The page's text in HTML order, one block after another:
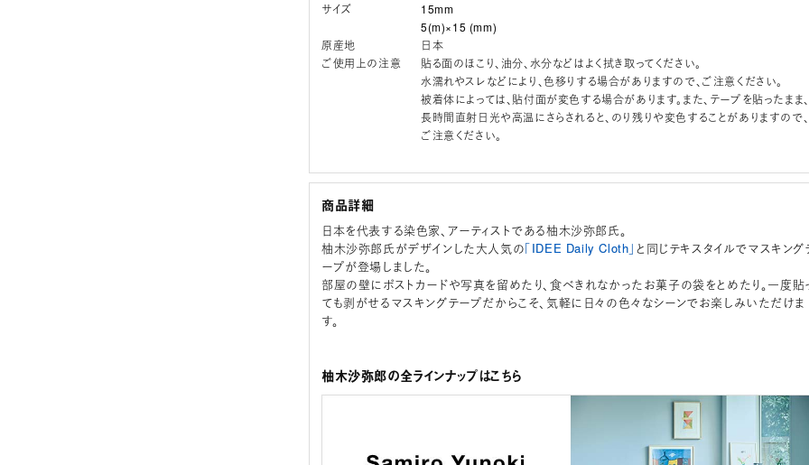
サイズ
15mm
5(m)×15 (mm)
原産地
日本
ご使用上の注意
貼る面のほこり、油分、水分などはよく拭き取ってください。
水濡れやスレなどにより、色移りする場合がありますので、ご注意ください。
被着体によっては、貼付面が変色する場合があります。また、テープを貼ったまま、
長時間直射日光や高温にさらされると、のり残りや変色することがありますので、
ご注意ください。
商品詳細
日本を代表する染色家、アーティストである柚木沙弥郎氏。
柚木沙弥郎氏がデザインした大人気の「IDEE Daily Cloth」 と同じテキスタイルでマスキング
ープが登場しました。
部屋の壁にポストカードや写真を留めたり、食べきれなかったお菓子の袋をとめたり。一度貼
ても剥がせるマスキングテープだからこそ、気軽に日々の色々なシーンでお楽しみいただけま
す。
柚木沙弥郎の全ラインナップはこちら